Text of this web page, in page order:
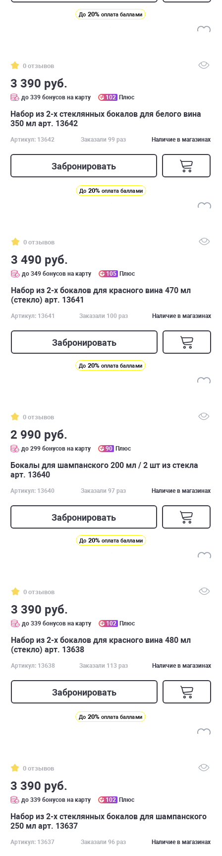
До 20% оплата баллами
0 отзывов
3 390 руб.
до 339 бонусов на карту 102 Плюс
Набор из 2-х стеклянных бокалов для белого вина
350 мл арт. 13642
Артикул: 13642 Заказали 99 раз Наличие в магазинах
Забронировать
До 20% оплата баллами
0 отзывов
3 490 руб.
до 349 бонусов на карту 105 Плюс
Набор из 2-х бокалов для красного вина 470 мл
(стекло) арт. 13641
Артикул: 13641 Заказали 100 раз Наличие в магазинах
Забронировать
До 20% оплата баллами
0 отзывов
2 990 руб.
до 299 бонусов на карту 90 Плюс
Бокалы для шампанского 200 мл / 2 шт из стекла
арт. 13640
Артикул: 13640 Заказали 97 раз Наличие в магазинах
Забронировать
До 20% оплата баллами
0 отзывов
3 390 руб.
до 339 бонусов на карту 102 Плюс
Набор из 2-х бокалов для красного вина 480 мл
(стекло) арт. 13638
Артикул: 13638 Заказали 113 раз Наличие в магазинах
Забронировать
До 20% оплата баллами
0 отзывов
3 390 руб.
до 339 бонусов на карту 102 Плюс
Набор из 2-х стеклянных бокалов для шампанского
250 мл арт. 13637
Артикул: 13637 Заказали 96 раз Наличие в магазинах